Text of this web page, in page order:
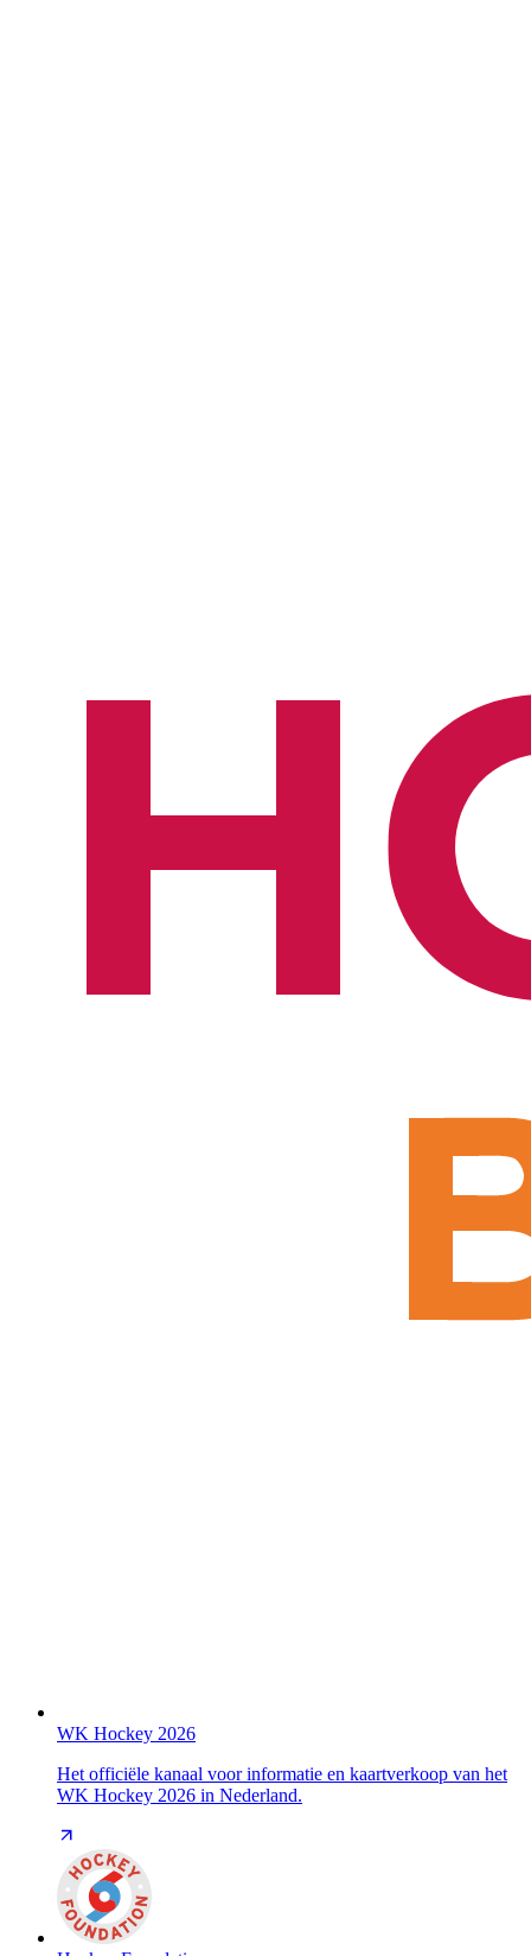
WK Hockey 2026
Het officiële kanaal voor informatie en kaartverkoop van het
WK Hockey 2026 in Nederland.